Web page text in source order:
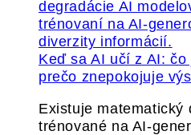
Keď sa AI učí z AI:
prečo znepokojuje
Existuje matematický
trénované na AI-